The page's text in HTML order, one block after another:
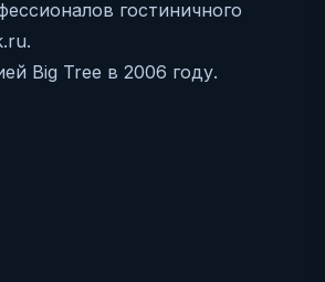
гостиничного
Big Tree в 2006 году.